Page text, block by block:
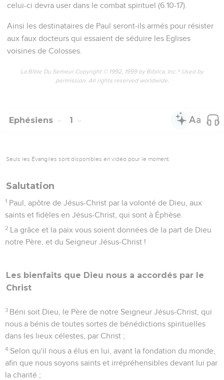
celui-ci devra user dans le combat spirituel (6.10-17).
Ainsi les destinataires de Paul seront-ils armés pour résister
aux faux docteurs qui essaient de séduire les Eglises
voisines de Colosses.
La Bible Du Semeur Copyright © 1992, 1999 by Biblica, Inc.® Used by
permission. All rights reserved worldwide.
Ephésiens 1
Seuls les Évangiles sont disponibles en vidéo pour le moment.
Salutation
1 Paul, apôtre de Jésus-Christ par la volonté de Dieu, aux
saints et fidèles en Jésus-Christ, qui sont à Éphèse.
2 La grâce et la paix vous soient données de la part de Dieu
notre Père, et du Seigneur Jésus-Christ !
Les bienfaits que Dieu nous a accordés par le
Christ
3 Béni soit Dieu, le Père de notre Seigneur Jésus-Christ, qui
nous a bénis de toutes sortes de bénédictions spirituelles
dans les lieux célestes, par Christ ;
4 Selon qu'il nous a élus en lui, avant la fondation du monde,
afin que nous soyons saints et irrépréhensibles devant lui par
la charité ;